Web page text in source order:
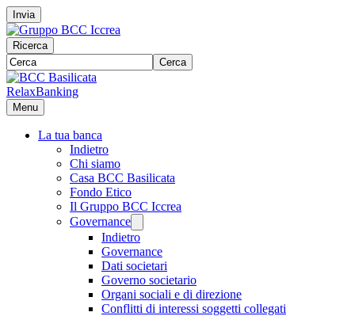
Invia
Ricerca
Cerca
RelaxBanking
Menu
La tua banca
Indietro
Chi siamo
Casa BCC Basilicata
Fondo Etico
Il Gruppo BCC Iccrea
Governance
Indietro
Governance
Dati societari
Governo societario
Organi sociali e di direzione
Conflitti di interessi soggetti collegati